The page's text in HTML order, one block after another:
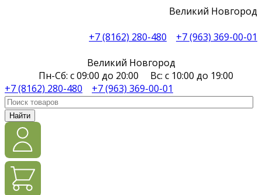
Великий Новгород
+7 (8162) 280-480
+7 (963) 369-00-01
Великий Новгород
Пн-Сб: с 09:00 до 20:00 Вс: с 10:00 до 19:00
+7 (8162) 280-480
+7 (963) 369-00-01
Найти